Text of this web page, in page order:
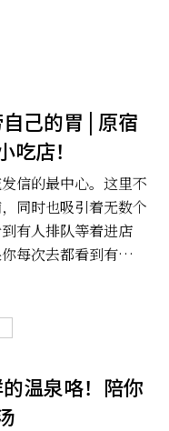
己的胃 | 原宿
店！
信的最中心。这里不
同时也吸引着无数个
有人排队等着进店
每次去都看到有人在
温泉咯！陪你